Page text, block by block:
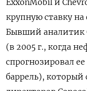
крупную ставку
Бывший аналитик
(в 2005 г., когда
спрогнозировал
баррель), который